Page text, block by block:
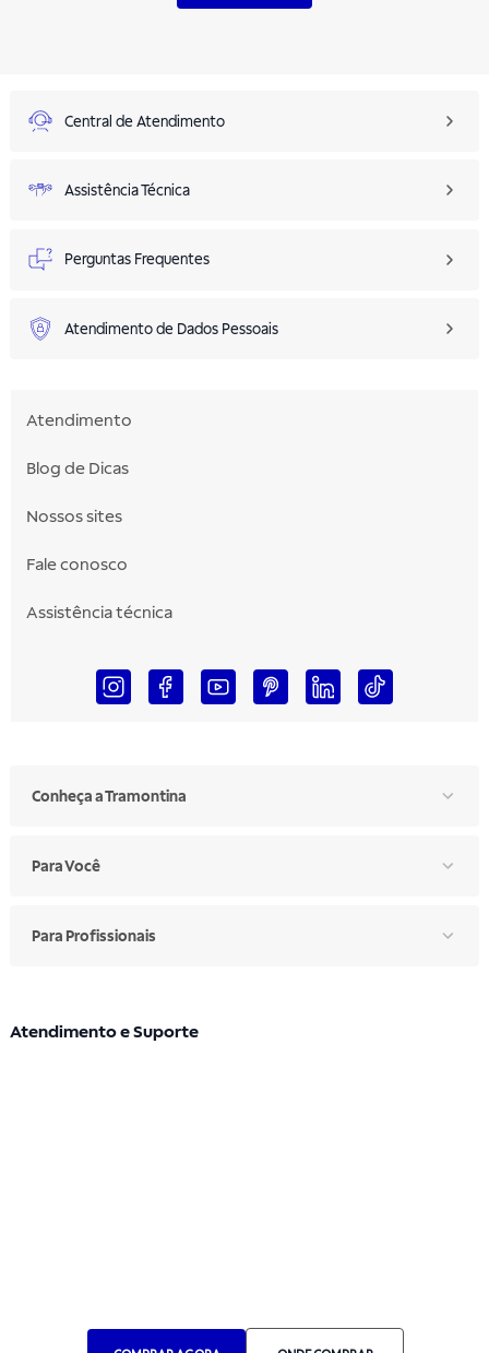
Central de Atendimento
Assistência Técnica
Perguntas Frequentes
Atendimento de Dados Pessoais
Atendimento
Blog de Dicas
Nossos sites
Fale conosco
Assistência técnica
Conheça a Tramontina
Para Você
Para Profissionais
Atendimento e Suporte
Para Empresas